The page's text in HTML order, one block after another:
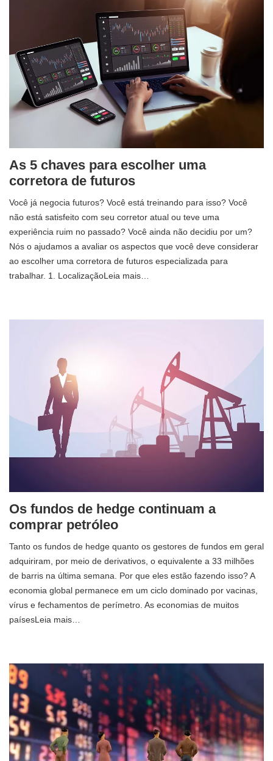
As 5 chaves para escolher uma
corretora de futuros
Você já negocia futuros? Você está treinando para isso? Você
não está satisfeito com seu corretor atual ou teve uma
experiência ruim no passado? Você ainda não decidiu por um?
Nós o ajudamos a avaliar os aspectos que você deve considerar
ao escolher uma corretora de futuros especializada para
trabalhar. 1. LocalizaçãoLeia mais…
Os fundos de hedge continuam a
comprar petróleo
Tanto os fundos de hedge quanto os gestores de fundos em geral
adquiriram, por meio de derivativos, o equivalente a 33 milhões
de barris na última semana. Por que eles estão fazendo isso? A
economia global permanece em um ciclo dominado por vacinas,
vírus e fechamentos de perímetro. As economias de muitos
paísesLeia mais…